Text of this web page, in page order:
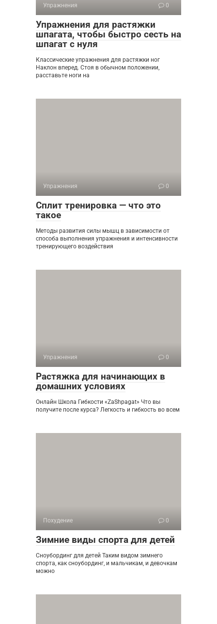
Упражнения 0
Упражнения для растяжки
шпагата, чтобы быстро сесть на
шпагат с нуля
Классические упражнения для растяжки ног
Наклон вперед. Стоя в обычном положении,
расставьте ноги на
Упражнения 0
Сплит тренировка — что это
такое
Методы развития силы мышц в зависимости от
способа выполнения упражнения и интенсивности
тренирующего воздействия
Упражнения 0
Растяжка для начинающих в
домашних условиях
Онлайн Школа Гибкости «ZaShpagat» Что вы
получите после курса? Легкость и гибкость во всем
Похудение 0
Зимние виды спорта для детей
Сноубординг для детей Таким видом зимнего
спорта, как сноубординг, и мальчикам, и девочкам
можно